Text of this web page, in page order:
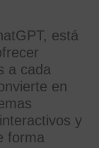
está
a cada
en
y
forma